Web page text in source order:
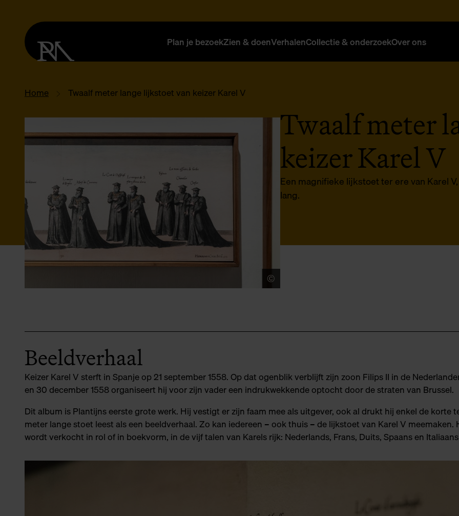
Plan je bezoekZien & doenVerhalenCollectie & onderzoekOver ons
Home Twaalf meter lange lijkstoet van keizer Karel V
Twaalf meter
keizer Karel V
Een magnifieke lijkstoet ter ere van Karel
lang.
©
Beeldverhaal
Keizer Karel V sterft in Spanje op 21 september 1558. Op dat ogenblik verblijft zijn zoon Filips II in de
en 30 december 1558 organiseert hij voor zijn vader een indrukwekkende optocht door de straten van Brussel.
Dit album is Plantijns eerste grote werk. Hij vestigt er zijn faam mee als uitgever, ook al drukt hij enkel de korte
meter lange stoet leest als een beeldverhaal. Zo kan iedereen – ook thuis – de lijkstoet van Karel V meemaken.
wordt verkocht in rol of in boekvorm, in de vijf talen van Karels rijk: Nederlands, Frans, Duits, Spaans en